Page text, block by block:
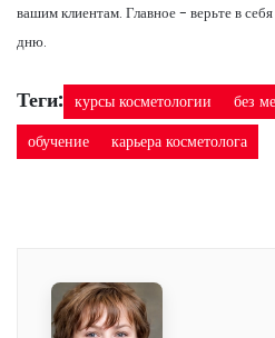
вашим клиентам. Главное - верьте в
дню.
Теги: курсы косметологии
без
обучение
карьера косметолога